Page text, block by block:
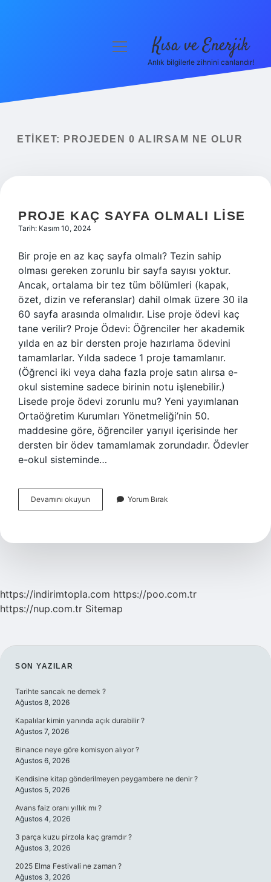
Yasal Uyarı
menüyü
Kısa ve Enerjik
Anlık bilgilerle zihnini canlandır!
ETIKET: PROJEDEN 0 ALIRSAM NE OLUR
PROJE KAÇ SAYFA OLMALI LISE
Tarih: Kasım 10, 2024
Bir proje en az kaç sayfa olmalı? Tezin sahip
olması gereken zorunlu bir sayfa sayısı yoktur.
Ancak, ortalama bir tez tüm bölümleri (kapak,
özet, dizin ve referanslar) dahil olmak üzere 30 ila
60 sayfa arasında olmalıdır. Lise proje ödevi kaç
tane verilir? Proje Ödevi: Öğrenciler her akademik
yılda en az bir dersten proje hazırlama ödevini
tamamlarlar. Yılda sadece 1 proje tamamlanır.
(Öğrenci iki veya daha fazla proje satın alırsa e-
okul sistemine sadece birinin notu işlenebilir.)
Lisede proje ödevi zorunlu mu? Yeni yayımlanan
Ortaöğretim Kurumları Yönetmeliği’nin 50.
maddesine göre, öğrenciler yarıyıl içerisinde her
dersten bir ödev tamamlamak zorundadır. Ödevler
e-okul sisteminde…
Devamını okuyun
Kaç
Lise
Yorum Bırak
https://indirimtopla.com https://poo.com.tr
https://nup.com.tr Sitemap
SIDEBAR
SON YAZILAR
Tarihte sancak ne demek ?
Ağustos 8, 2026
Kapalılar kimin yanında açık durabilir ?
Ağustos 7, 2026
Binance neye göre komisyon alıyor ?
Ağustos 6, 2026
Kendisine kitap gönderilmeyen peygambere ne denir ?
Ağustos 5, 2026
Avans faiz oranı yıllık mı ?
Ağustos 4, 2026
3 parça kuzu pirzola kaç gramdır ?
Ağustos 3, 2026
2025 Elma Festivali ne zaman ?
Ağustos 3, 2026